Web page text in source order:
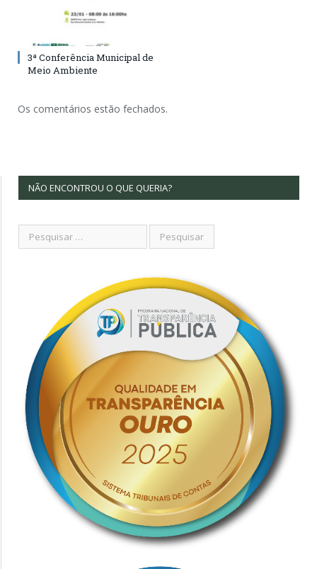
3ª Conferência Municipal de
Meio Ambiente
Os comentários estão fechados.
NÃO ENCONTROU O QUE QUERIA?